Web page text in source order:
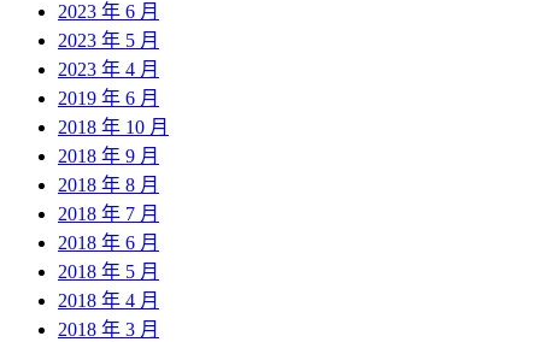
2023 年 6 月
2023 年 5 月
2023 年 4 月
2019 年 6 月
2018 年 10 月
2018 年 9 月
2018 年 8 月
2018 年 7 月
2018 年 6 月
2018 年 5 月
2018 年 4 月
2018 年 3 月